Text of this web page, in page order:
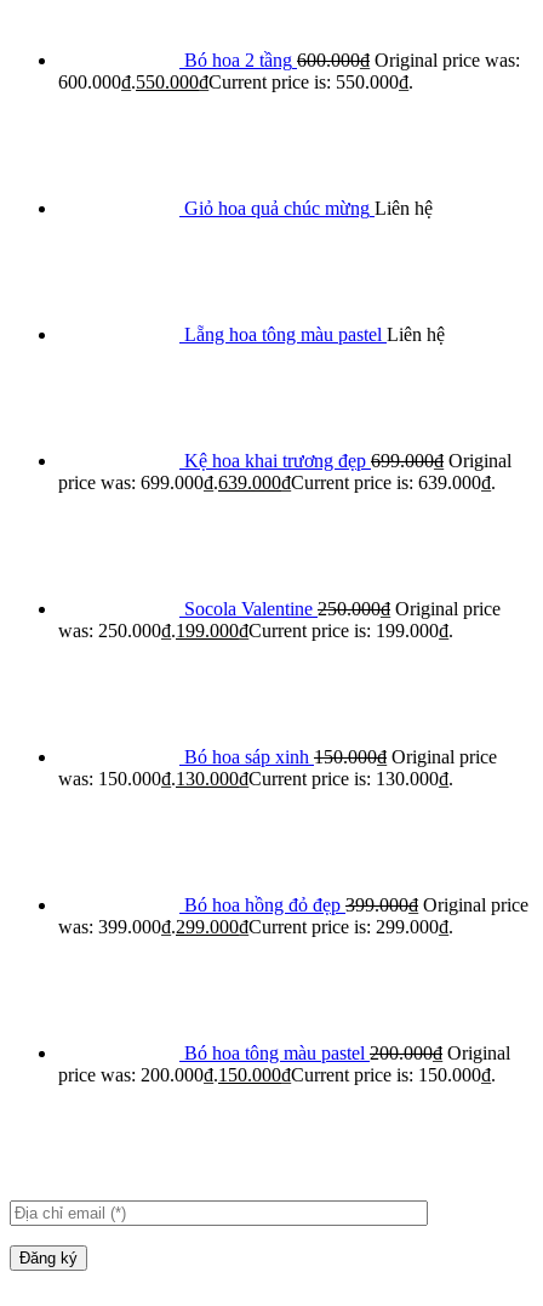
Bó hoa 2 tầng 600.000₫ Original price was:
600.000₫.550.000₫Current price is: 550.000₫.
Giỏ hoa quả chúc mừng Liên hệ
Lẵng hoa tông màu pastel Liên hệ
Kệ hoa khai trương đẹp 699.000₫ Original
price was: 699.000₫.639.000₫Current price is: 639.000₫.
Socola Valentine 250.000₫ Original price
was: 250.000₫.199.000₫Current price is: 199.000₫.
Bó hoa sáp xinh 150.000₫ Original price
was: 150.000₫.130.000₫Current price is: 130.000₫.
Bó hoa hồng đỏ đẹp 399.000₫ Original price
was: 399.000₫.299.000₫Current price is: 299.000₫.
Bó hoa tông màu pastel 200.000₫ Original
price was: 200.000₫.150.000₫Current price is: 150.000₫.